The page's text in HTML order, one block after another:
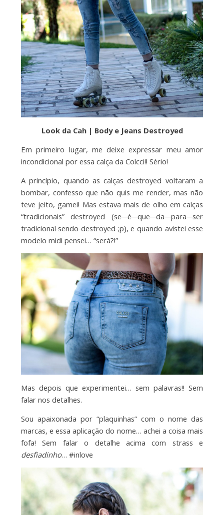
Look da Cah | Body e Jeans Destroyed
Em primeiro lugar, me deixe expressar meu amor
incondicional por essa calça da Colcci!! Sério!
A princípio, quando as calças destroyed voltaram a
bombar, confesso que não quis me render, mas não
teve jeito, gamei! Mas estava mais de olho em calças
“tradicionais” destroyed (se é que da para ser
tradicional sendo destroyed ;p), e quando avistei esse
modelo midi pensei… “será?!”
Mas depois que experimentei… sem palavras!! Sem
falar nos detalhes.
Sou apaixonada por “plaquinhas” com o nome das
marcas, e essa aplicação do nome… achei a coisa mais
fofa! Sem falar o detalhe acima com strass e
desfiadinho… #inlove